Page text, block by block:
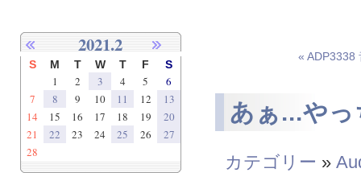
« ADP3338
あぁ...や
カテゴリー »
2021.2
S M T W T F S
1 2 3 4 5
6
7
8 9 10 11 12
13
14
15 16 17 18 19
20
21
22 23 24 25 26
27
28